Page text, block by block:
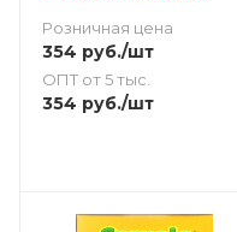
Розничная цена
354 руб./шт
ОПТ от 5 тыс.
354 руб./шт